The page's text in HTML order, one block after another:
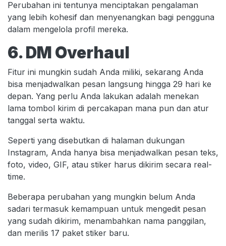
Perubahan ini tentunya menciptakan pengalaman
yang lebih kohesif dan menyenangkan bagi pengguna
dalam mengelola profil mereka.
6. DM Overhaul
Fitur ini mungkin sudah Anda miliki, sekarang Anda
bisa menjadwalkan pesan langsung hingga 29 hari ke
depan. Yang perlu Anda lakukan adalah menekan
lama tombol kirim di percakapan mana pun dan atur
tanggal serta waktu.
Seperti yang disebutkan di halaman dukungan
Instagram, Anda hanya bisa menjadwalkan pesan teks,
foto, video, GIF, atau stiker harus dikirim secara real-
time.
Beberapa perubahan yang mungkin belum Anda
sadari termasuk kemampuan untuk mengedit pesan
yang sudah dikirim, menambahkan nama panggilan,
dan merilis 17 paket stiker baru.